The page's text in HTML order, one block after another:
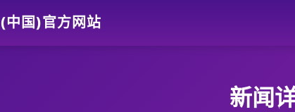
中国)官方网站
新闻